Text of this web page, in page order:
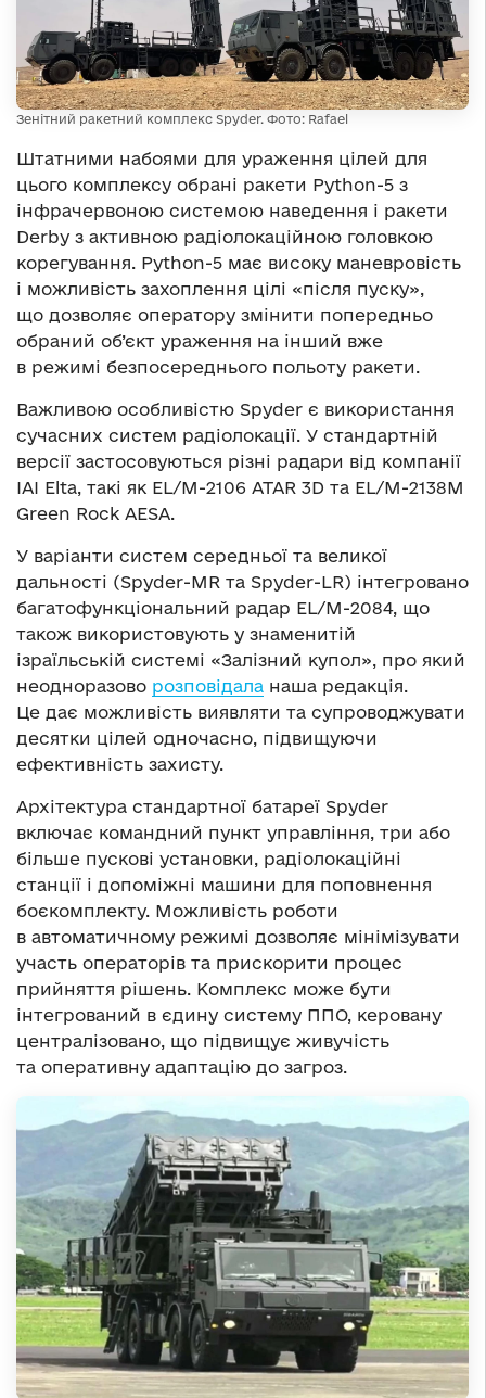
Зенітний ракетний комплекс Spyder. Фото: Rafael
Штатними набоями для ураження цілей для
цього комплексу обрані ракети Python-5 з
інфрачервоною системою наведення і ракети
Derby з активною радіолокаційною головкою
корегування. Python-5 має високу маневровість
і можливість захоплення цілі «після пуску»,
що дозволяє оператору змінити попередньо
обраний об’єкт ураження на інший вже
в режимі безпосереднього польоту ракети.
Важливою особливістю Spyder є використання
сучасних систем радіолокації. У стандартній
версії застосовуються різні радари від компанії
IAI Elta, такі як EL/M-2106 ATAR 3D та EL/M-2138M
Green Rock AESA.
У варіанти систем середньої та великої
дальності (Spyder-MR та Spyder-LR) інтегровано
багатофункціональний радар EL/M-2084, що
також використовують у знаменитій
ізраїльській системі «Залізний купол», про який
неодноразово розповідала наша редакція.
Це дає можливість виявляти та супроводжувати
десятки цілей одночасно, підвищуючи
ефективність захисту.
Архітектура стандартної батареї Spyder
включає командний пункт управління, три або
більше пускові установки, радіолокаційні
станції і допоміжні машини для поповнення
боєкомплекту. Можливість роботи
в автоматичному режимі дозволяє мінімізувати
участь операторів та прискорити процес
прийняття рішень. Комплекс може бути
інтегрований в єдину систему ППО, керовану
централізовано, що підвищує живучість
та оперативну адаптацію до загроз.